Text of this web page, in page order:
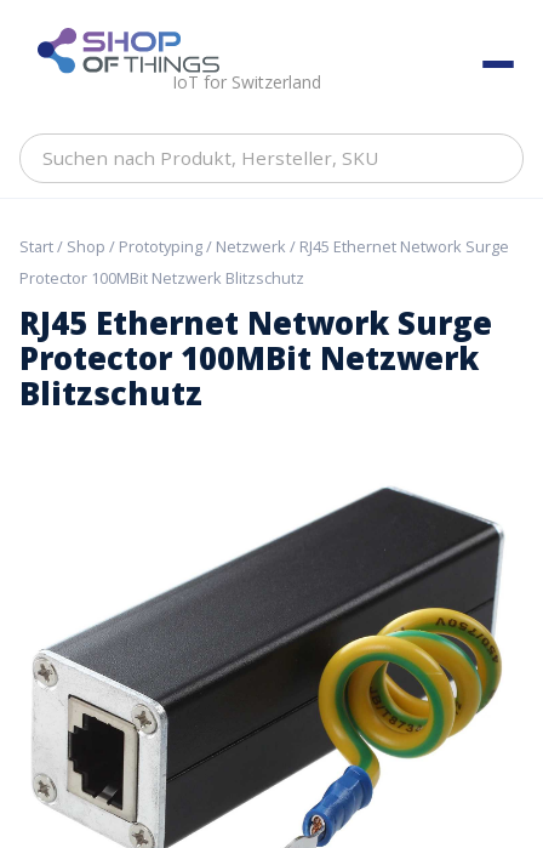
content ShopOfThings
IoT for Switzerland
Suchen
Hersteller,
Start/ Shop / Prototyping/ Netzwerk / RJ45 Ethernet Network Surge
Protector 100MBit Netzwerk Blitzschutz
RJ45 Ethernet Network Surge
Protector 100MBit Netzwerk
Blitzschutz